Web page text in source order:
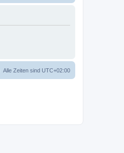
Alle Zeiten sind UTC+02:00